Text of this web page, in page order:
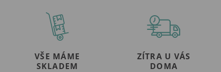
VŠE MÁME
SKLADEM
ZÍTRA U VÁS
DOMA